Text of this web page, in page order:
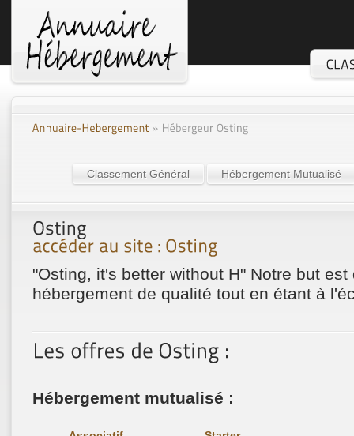
Classement Général Hébergement Mutualisé
"Osting, it's better without H" Notre but est
hébergement de qualité tout en étant à
Hébergement mutualisé :